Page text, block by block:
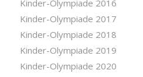
Kinder-Olympiade 2016
Kinder-Olympiade 2017
Kinder-Olympiade 2018
Kinder-Olympiade 2019
Kinder-Olympiade 2020